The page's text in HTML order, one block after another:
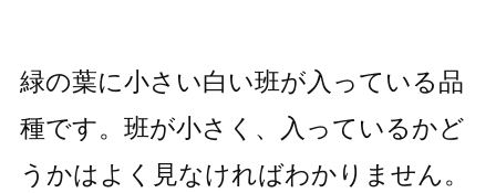
緑の葉に小さい白い班が入っている品
種です。班が小さく、入っているかど
うかはよく見なければわかりません。